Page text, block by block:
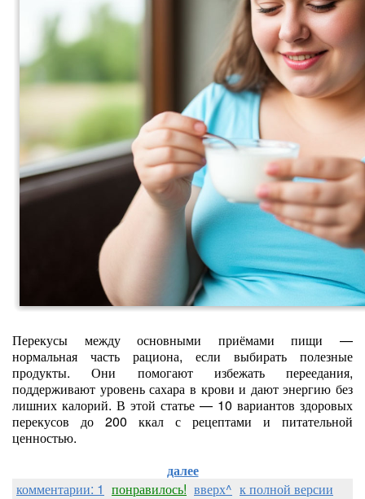
Перекусы между основными приёмами пищи —
нормальная часть рациона, если выбирать полезные
продукты. Они помогают избежать переедания,
поддерживают уровень сахара в крови и дают энергию без
лишних калорий. В этой статье — 10 вариантов здоровых
перекусов до 200 ккал с рецептами и питательной
ценностью.
далее
комментарии: 1 понравилось! вверх^ к полной версии